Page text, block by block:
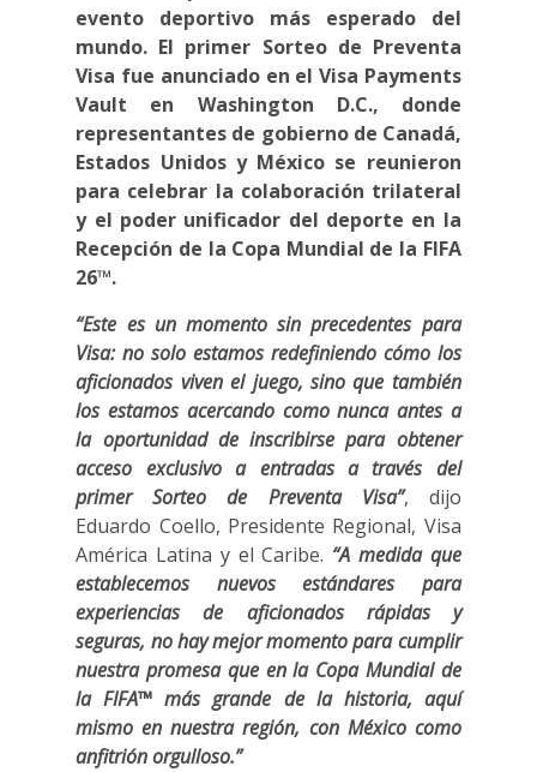
evento deportivo más esperado del
mundo. El primer Sorteo de Preventa
Visa fue anunciado en el Visa Payments
Vault en Washington D.C., donde
representantes de gobierno de Canadá,
Estados Unidos y México se reunieron
para celebrar la colaboración trilateral
y el poder unificador del deporte en la
Recepción de la Copa Mundial de la FIFA
26™.
“Este es un momento sin precedentes para
Visa: no solo estamos redefiniendo cómo los
aficionados viven el juego, sino que también
los estamos acercando como nunca antes a
la oportunidad de inscribirse para obtener
acceso exclusivo a entradas a través del
primer Sorteo de Preventa Visa”, dijo
Eduardo Coello, Presidente Regional, Visa
América Latina y el Caribe. “A medida que
establecemos nuevos estándares para
experiencias de aficionados rápidas y
seguras, no hay mejor momento para cumplir
nuestra promesa que en la Copa Mundial de
la FIFA™ más grande de la historia, aquí
mismo en nuestra región, con México como
anfitrión orgulloso.”